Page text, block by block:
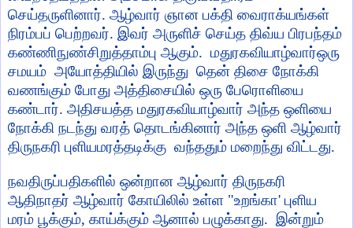
செய்தருளினார். ஆழ்வார் ஞான பக்தி வைராக்யங்கள்
நிரம்பப் பெற்றவர். இவர் அருளிச் செய்த திவ்ய பிரபந்தம்
கண்ணிநுண்சிறுத்தாம்பு ஆகும். மதுரகவியாழ்வார்ஒரு
சமயம் அயோத்தியில் இருந்து தென் திசை நோக்கி
வணங்கும் போது அத்திசையில் ஒரு பேரொளியை
கண்டார். அதிசயத்த மதுரகவியாழ்வார் அந்த ஒளியை
நோக்கி நடந்து வரத் தொடங்கினார் அந்த ஒளி ஆழ்வார்
திருநகரி புளியமரத்தடிக்கு வந்ததும் மறைந்து விட்டது.
நவதிருப்பதிகளில் ஒன்றான ஆழ்வார் திருநகரி
ஆதிநாதர் ஆழ்வார் கோயிலில் உள்ள "உறங்கா' புளிய
மரம் பூக்கும், காய்க்கும் ஆனால் பழுக்காது. இன்றும்